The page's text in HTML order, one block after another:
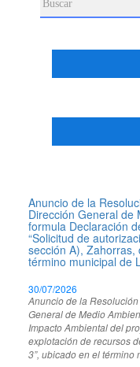
Anuncio de la
Dirección General de
formula Declaración
“Solicitud de
sección A), Zahorras,
término municipal de
30/07/2026
Anuncio de la
General de Medio
Impacto Ambiental del
explotación de recursos
3”, ubicado en el término